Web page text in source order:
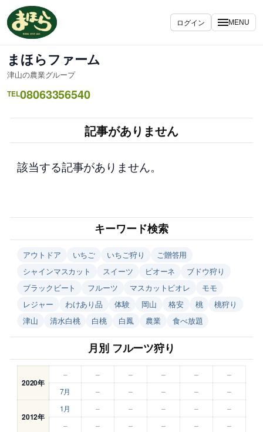
容
を
キ
ッ
プ
ログイン MENU
まほらファーム
津山の農業グループ
TEL08063356540
記事がありません
該当する記事がありません。
キーワード検索
アウトドア いちご いちご狩り
ご贈答用
シャインマスカット
スイーツ ピオーネ
ブドウ狩り
ブラックビート
フルーツ マスカットビオレ
モモ
レジャー
わけあり品 体験 岡山 格安 桃
桃狩り
津山
清水白桃 白桃 白鳳 農業 食べ放題
月別 フルーツ狩り
2020年
– – – – –
–
7月
– – – – –
2012年
1月 – – – –
–
–
– – – – –